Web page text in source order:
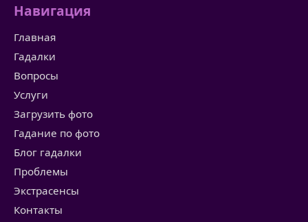
Навигация
Главная
Гадалки
Вопросы
Услуги
Загрузить фото
Гадание по фото
Блог гадалки
Проблемы
Экстрасенсы
Контакты